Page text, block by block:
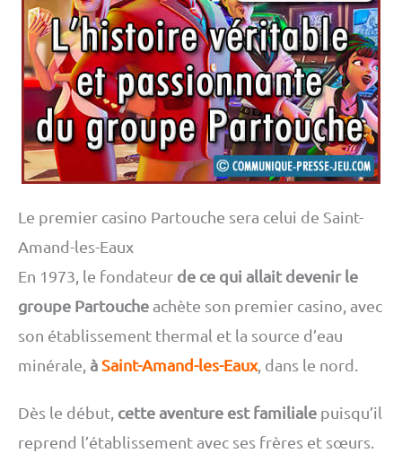
Le premier casino Partouche sera celui de Saint-
Amand-les-Eaux
En 1973, le fondateur de ce qui allait devenir le
groupe Partouche achète son premier casino, avec
son établissement thermal et la source d’eau
minérale,àSaint-Amand-les-Eaux, dans le nord.
Dès le début, cette aventure est familiale puisqu’il
reprend l’établissement avec ses frères et sœurs.